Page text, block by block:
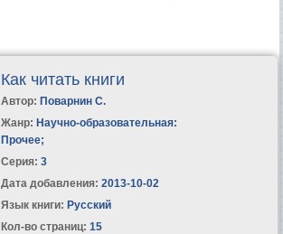
Как читать книги
Автор: Поварнин С.
Жанр: Научно-образовательная:
Прочее;
Серия: 3
Дата добавления: 2013-10-02
Язык книги: Русский
Кол-во страниц: 15